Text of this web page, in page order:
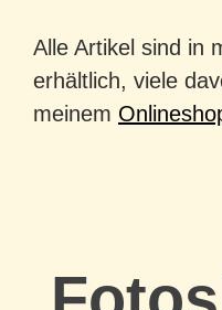
Alle Artikel sind in
erhältlich, viele
meinem